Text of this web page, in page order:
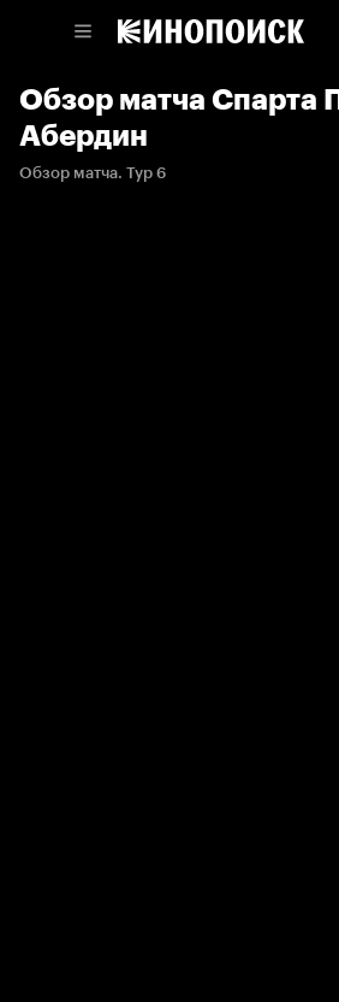
Обзор матча Спарта
Абердин
Обзор матча. Тур 6